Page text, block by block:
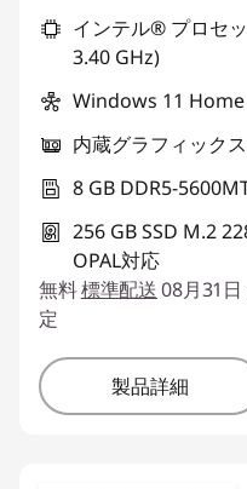
インテル® プロセ
3.40 GHz)
Windows 11
内蔵グラフィックス
8 GB DDR5-
256 GB SSD M.2
OPAL対応
無料標準配送08月31
定
製品詳細